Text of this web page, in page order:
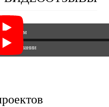
12м
компании